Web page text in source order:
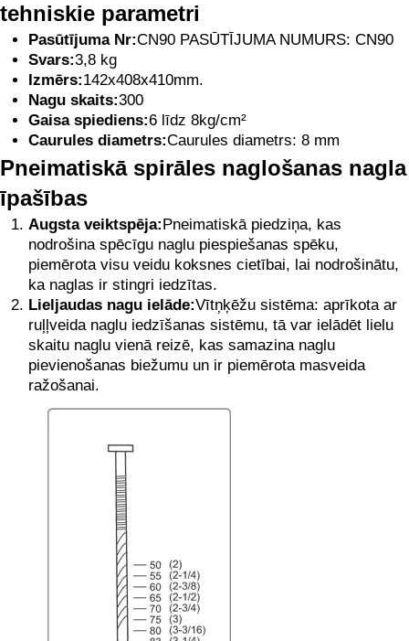
tehniskie parametri
Pasūtījuma Nr:CN90 PASŪTĪJUMA NUMURS: CN90
Svars:3,8 kg
Izmērs:142x408x410mm.
Nagu skaits:300
Gaisa spiediens:6 līdz 8kg/cm²
Caurules diametrs:Caurules diametrs: 8 mm
Pneimatiskā spirāles naglošanas nagla
īpašības
Augsta veiktspēja:Pneimatiskā piedziņa, kas
nodrošina spēcīgu naglu piespiešanas spēku,
piemērota visu veidu koksnes cietībai, lai nodrošinātu,
ka naglas ir stingri iedzītas.
Lieljaudas nagu ielāde:Vītņķēžu sistēma: aprīkota ar
ruļļveida naglu iedzīšanas sistēmu, tā var ielādēt lielu
skaitu naglu vienā reizē, kas samazina naglu
pievienošanas biežumu un ir piemērota masveida
ražošanai.